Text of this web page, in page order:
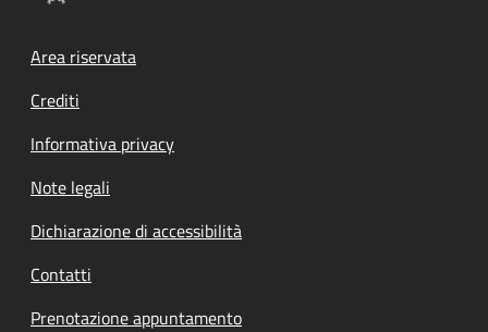
Footer menu
Area riservata
Crediti
Informativa privacy
Note legali
Dichiarazione di accessibilità
Contatti
Prenotazione appuntamento